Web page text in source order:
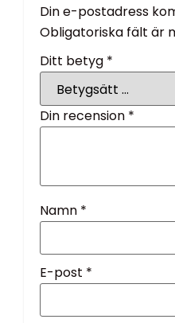
Din e-postadress
Obligatoriska fält är
Ditt betyg *
Din recension *
Namn *
E-post *